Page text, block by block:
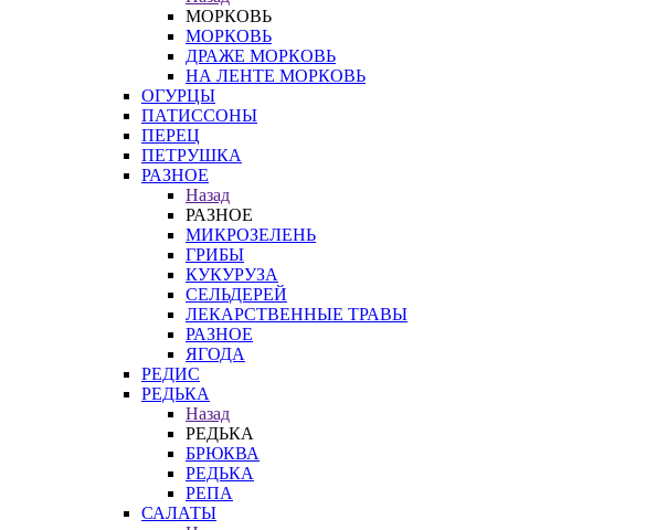
МОРКОВЬ
МОРКОВЬ
ДРАЖЕ МОРКОВЬ
НА ЛЕНТЕ МОРКОВЬ
ОГУРЦЫ
ПАТИССОНЫ
ПЕРЕЦ
ПЕТРУШКА
РАЗНОЕ
Назад
РАЗНОЕ
МИКРОЗЕЛЕНЬ
ГРИБЫ
КУКУРУЗА
СЕЛЬДЕРЕЙ
ЛЕКАРСТВЕННЫЕ ТРАВЫ
РАЗНОЕ
ЯГОДА
РЕДИС
РЕДЬКА
Назад
РЕДЬКА
БРЮКВА
РЕДЬКА
РЕПА
САЛАТЫ